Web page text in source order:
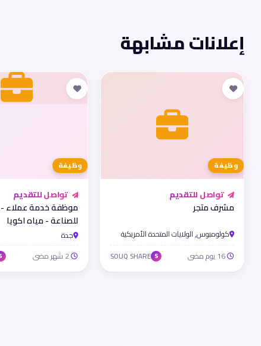
إعلانات مشابهة
وظيفة
تواصل للتقديم
مشرف متجر
كولومبوس, الولايات المتحدة الأمريكية
S
SOUQ SHARE
وظيفة
تواصل للتقديم
موظفة خدمة عملاء
للصناعة - مياه اكويا
جدة
2 شهر مضى